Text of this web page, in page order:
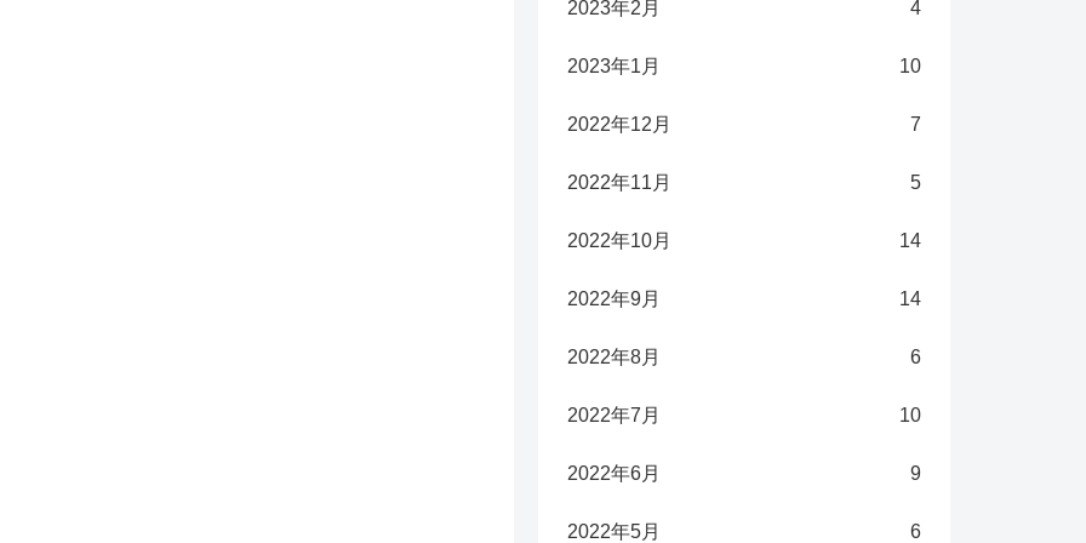
2023年2月 4
2023年1月 10
2022年12月 7
2022年11月 5
2022年10月 14
2022年9月 14
2022年8月 6
2022年7月 10
2022年6月 9
2022年5月 6